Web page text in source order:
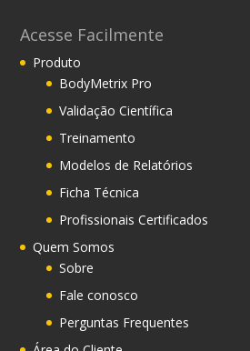
Acesse Facilmente
Produto
BodyMetrix Pro
Validação Científica
Treinamento
Modelos de Relatórios
Ficha Técnica
Profissionais Certificados
Quem Somos
Sobre
Fale conosco
Perguntas Frequentes